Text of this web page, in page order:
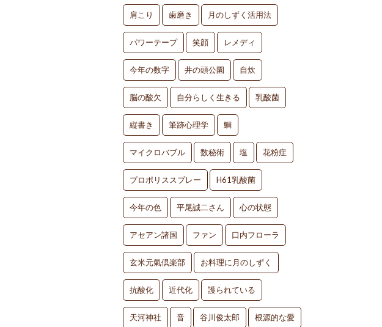
肩こり 歯磨き 月のしずく活用法
パワーテープ 笑顔 レメディ
今年の数字 井の頭公園 自炊
脳の酸欠 自分らしく生きる 乳酸菌
縦書き 筆跡心理学 鯛
マイクロバブル 数秘術 塩 花粉症
プロポリススプレー H61乳酸菌
今年の色 平尾誠二さん 心の状態
アセアン諸国 ファン 口内フローラ
玄米元氣倶楽部 お料理に月のしずく
抗酸化 近代化 護られている
天河神社 音 谷川俊太郎 根源的な愛